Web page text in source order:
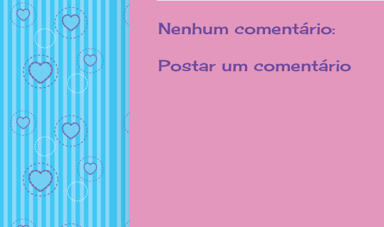
Nenhum comentário:
Postar um comentário